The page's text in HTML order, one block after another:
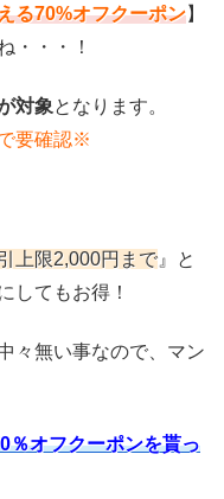
る70%オフクーポン】
・・・！
対象となります。
要確認※
上限2,000円まで 』と
してもお得！
々無い事なので、マン
オフクーポンを貰っ